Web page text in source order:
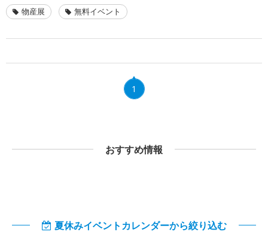
物産展 無料イベント
1
おすすめ情報
夏休みイベントカレンダーから絞り込む